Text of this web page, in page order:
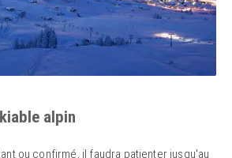
alpin
ou confirmé, il faudra patienter jusqu'au